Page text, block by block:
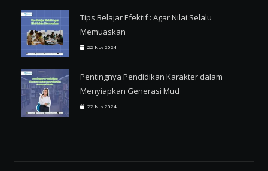
Tips Belajar Efektif : Agar Nilai Selalu
Memuaskan
22 Nov 2024
Pentingnya Pendidikan Karakter dalam
Menyiapkan Generasi Mud
22 Nov 2024